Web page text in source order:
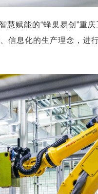
慧赋能的“蜂巢易创”重
信息化的生产理念，进